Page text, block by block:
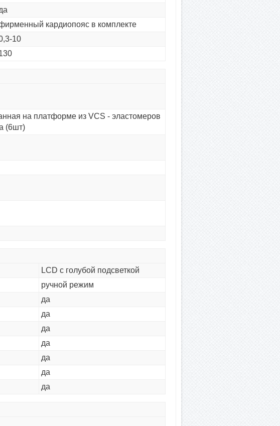
кардиопояс в комплекте
10
на платформе из VCS - эластомеров
(6шт)
LCD с голубой подсветкой
ручной режим
да
да
да
да
да
да
да